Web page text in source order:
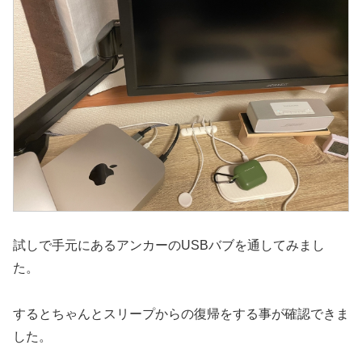
試しで手元にあるアンカーのUSBバブを通してみまし
た。
するとちゃんとスリープからの復帰をする事が確認できま
した。